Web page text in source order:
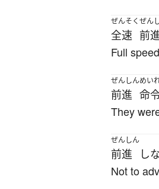
ぜんそく
全速
ぜん
前
Full
ぜんしん
前進
めい
命
They
ぜんしん
前進 し
Not to